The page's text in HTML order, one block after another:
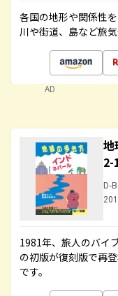
各国の地形や関係性
川や街道、島など旅
AD
地
2-
D-
1981年、旅人のバイ
の初版が復刻版で再
です。